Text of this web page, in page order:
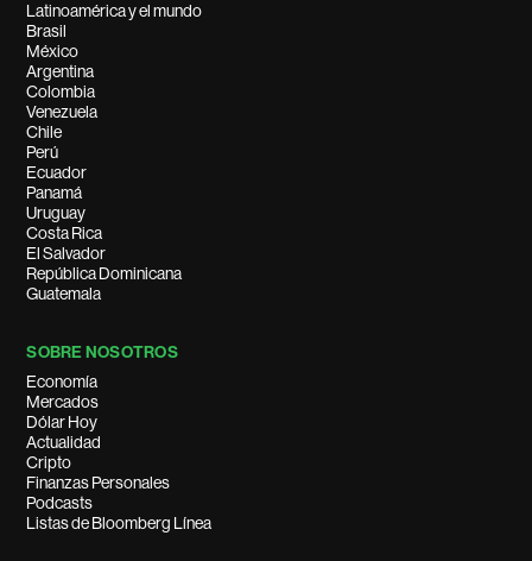
Latinoamérica y el mundo
Brasil
México
Argentina
Colombia
Venezuela
Chile
Perú
Ecuador
Panamá
Uruguay
Costa Rica
El Salvador
República Dominicana
Guatemala
SOBRE NOSOTROS
Economía
Mercados
Dólar Hoy
Actualidad
Cripto
Finanzas Personales
Podcasts
Listas de Bloomberg Línea